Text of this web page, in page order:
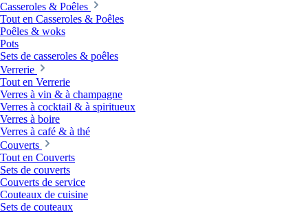
Casseroles & Poêles
Tout en Casseroles & Poêles
Poêles & woks
Pots
Sets de casseroles & poêles
Verrerie
Tout en Verrerie
Verres à vin & à champagne
Verres à cocktail & à spiritueux
Verres à boire
Verres à café & à thé
Couverts
Tout en Couverts
Sets de couverts
Couverts de service
Couteaux de cuisine
Sets de couteaux